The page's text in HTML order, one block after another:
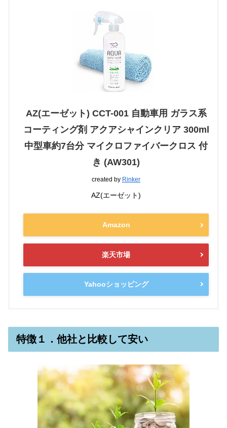
AZ(エーゼット) CCT-001 自動車用 ガラス系
コーティング剤 アクアシャインクリア 300ml
中型車約7台分 マイクロファイバークロス 付
き (AW301)
created by Rinker
AZ(エーゼット)
Amazon
楽天市場
Yahooショッピング
特徴１．他社と比較して安い